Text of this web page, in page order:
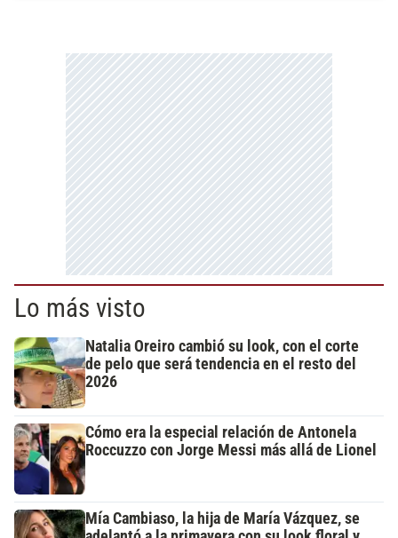
Lo más visto
Natalia Oreiro cambió su look, con el corte
de pelo que será tendencia en el resto del
2026
Cómo era la especial relación de Antonela
Roccuzzo con Jorge Messi más allá de Lionel
Mía Cambiaso, la hija de María Vázquez, se